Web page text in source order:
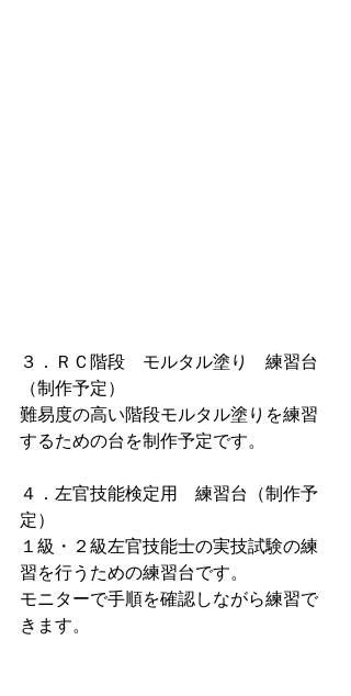
３．ＲＣ階段　モルタル塗り　練習台
（制作予定）
難易度の高い階段モルタル塗りを練習
するための台を制作予定です。
４．左官技能検定用　練習台（制作予
定）
１級・２級左官技能士の実技試験の練
習を行うための練習台です。
モニターで手順を確認しながら練習で
きます。